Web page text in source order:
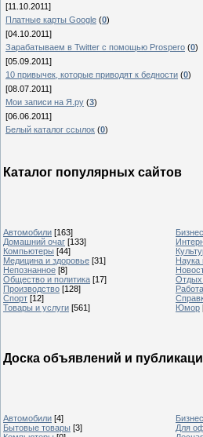
[11.10.2011]
Платные карты Google (0)
[04.10.2011]
Зарабатываем в Twitter с помощью Prospero (0)
[05.09.2011]
10 привычек, которые приводят к бедности (0)
[08.07.2011]
Мои записи на Я.ру (3)
[06.06.2011]
Белый каталог ссылок (0)
Каталог популярных сайтов
Автомобили [163]
Домашний очаг [133]
Компьютеры [44]
Медицина и здоровье [31] Наука
Непознанное [8]
Общество и политика [17] Отдых
Производство [128]
Спорт [12]
Товары и услуги [561] Юмор
Доска объявлений и
Автомобили [4]
Бытовые товары [3] Для